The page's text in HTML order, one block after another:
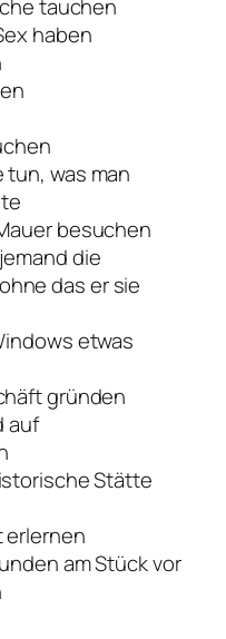
tauchen
haben
tun, was man
besuchen
die
das er sie
etwas
gründen
auf
Stätte
erlernen
am Stück vor